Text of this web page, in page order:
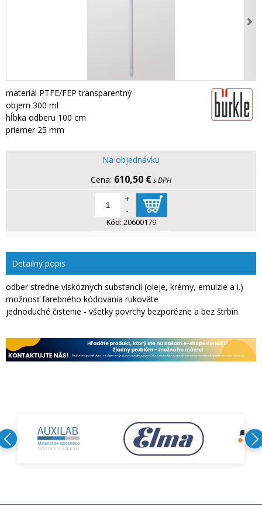
materiál PTFE/FEP transparentný
objem 300 ml
hĺbka odberu 100 cm
priemer 25 mm
Na objednávku
610,50 €s DPH
+
-
Kód: 20600179
Detailný popis
odber stredne viskóznych substancií (oleje, krémy, emulzie a i.)
možnosť farebného kódovania rukoväte
jednoduché čistenie - všetky povrchy bezporézne a bez štrbín